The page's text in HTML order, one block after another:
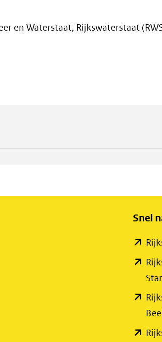
en Waterstaat, Rijkswaterstaat
Snel